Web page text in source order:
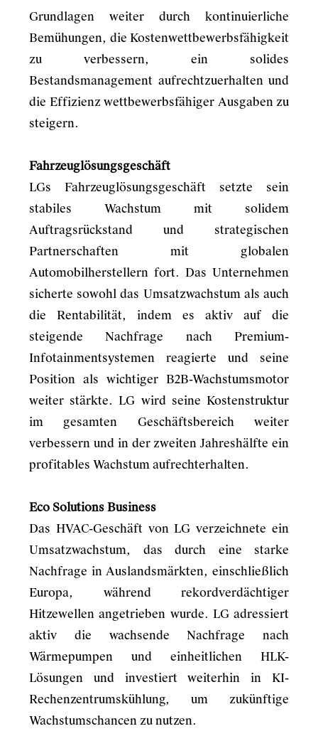
Grundlagen weiter durch kontinuierliche
Bemühungen, die Kostenwettbewerbsfähigkeit
zu verbessern, ein solides
Bestandsmanagement aufrechtzuerhalten und
die Effizienz wettbewerbsfähiger Ausgaben zu
steigern.
Fahrzeuglösungsgeschäft
LGs Fahrzeuglösungsgeschäft setzte sein
stabiles Wachstum mit solidem
Auftragsrückstand und strategischen
Partnerschaften mit globalen
Automobilherstellern fort. Das Unternehmen
sicherte sowohl das Umsatzwachstum als auch
die Rentabilität, indem es aktiv auf die
steigende Nachfrage nach Premium-
Infotainmentsystemen reagierte und seine
Position als wichtiger B2B-Wachstumsmotor
weiter stärkte. LG wird seine Kostenstruktur
im gesamten Geschäftsbereich weiter
verbessern und in der zweiten Jahreshälfte ein
profitables Wachstum aufrechterhalten.
Eco Solutions Business
Das HVAC-Geschäft von LG verzeichnete ein
Umsatzwachstum, das durch eine starke
Nachfrage in Auslandsmärkten, einschließlich
Europa, während rekordverdächtiger
Hitzewellen angetrieben wurde. LG adressiert
aktiv die wachsende Nachfrage nach
Wärmepumpen und einheitlichen HLK-
Lösungen und investiert weiterhin in KI-
Rechenzentrumskühlung, um zukünftige
Wachstumschancen zu nutzen.